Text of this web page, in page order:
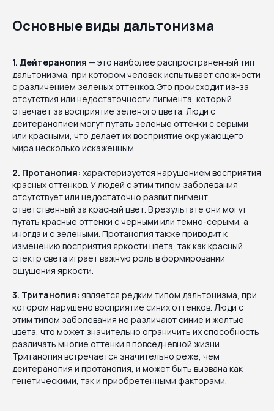
Основные виды дальтонизма
1. Дейтеранопия — это наиболее распространенный тип
дальтонизма, при котором человек испытывает сложности
с различением зеленых оттенков. Это происходит из-за
отсутствия или недостаточности пигмента, который
отвечает за восприятие зеленого цвета. Люди с
дейтеранопией могут путать зеленые оттенки с серыми
или красными, что делает их восприятие окружающего
мира несколько искаженным.
2. Протанопия: характеризуется нарушением восприятия
красных оттенков. У людей с этим типом заболевания
отсутствует или недостаточно развит пигмент,
ответственный за красный цвет. В результате они могут
путать красные оттенки с черными или темно-серыми, а
иногда и с зелеными. Протанопия также приводит к
изменению восприятия яркости цвета, так как красный
спектр света играет важную роль в формировании
ощущения яркости.
3. Тританопия: является редким типом дальтонизма, при
котором нарушено восприятие синих оттенков. Люди с
этим типом заболевания не различают синие и желтые
цвета, что может значительно ограничить их способность
различать многие оттенки в повседневной жизни.
Тританопия встречается значительно реже, чем
дейтеранопия и протанопия, и может быть вызвана как
генетическими, так и приобретенными факторами.